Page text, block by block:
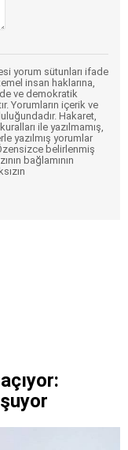
yorum sütunları ifade
insan haklarına,
ve demokratik
Yorumların içerik ve
Hakaret,
ile yazılmamış,
yazılmış yorumlar
belirlenmiş
bağlamının